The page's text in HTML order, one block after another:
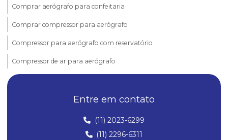
Comprar aerógrafo para confeitaria
Comprar compressor para aerógrafo
Compressor para aerógrafo com reservatório
Compressor de ar para aerógrafo
Compressor de ar silencioso para aerografia
Compressor para pistola de pintura
Compressores para aerografia
Entre em contato
(11) 2023-6299
(11) 2296-6311